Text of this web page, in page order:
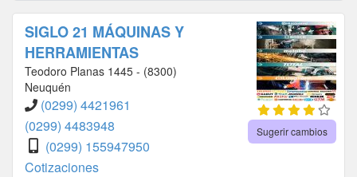
SIGLO 21 MÁQUINAS Y
HERRAMIENTAS
Teodoro Planas 1445 - (8300)
Neuquén
(0299) 4421961
(0299) 4483948
(0299) 155947950
Cotizaciones
Sugerir cambios